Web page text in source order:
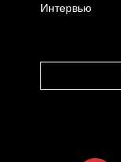
Интервью